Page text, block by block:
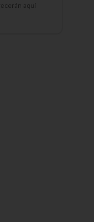
aquí